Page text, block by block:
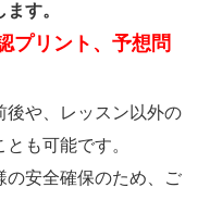
す。
プリント、予想問
後や、レッスン以外の
も可能です。
の安全確保のため、ご